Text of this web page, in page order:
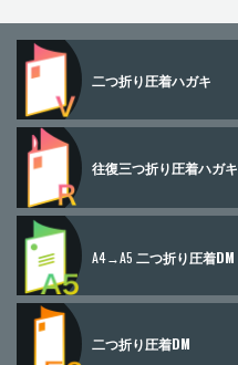
二つ折り圧着ハガキ
往復三つ折り圧着ハガキ
A4→A5 二つ折り圧着DM
二つ折り圧着DM